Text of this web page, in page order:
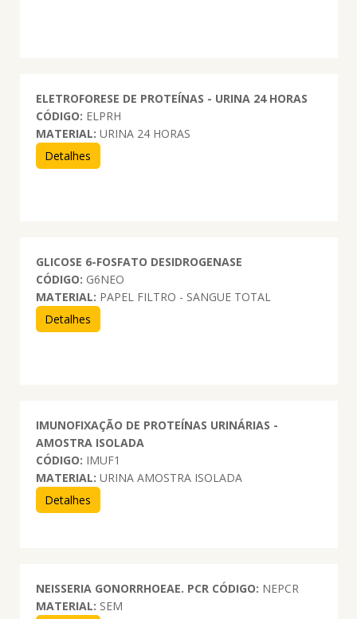
ELETROFORESE DE PROTEÍNAS - URINA 24 HORAS
CÓDIGO: ELPRH
MATERIAL: URINA 24 HORAS
Detalhes
GLICOSE 6-FOSFATO DESIDROGENASE
CÓDIGO: G6NEO
MATERIAL: PAPEL FILTRO - SANGUE TOTAL
Detalhes
IMUNOFIXAÇÃO DE PROTEÍNAS URINÁRIAS -
AMOSTRA ISOLADA
CÓDIGO: IMUF1
MATERIAL: URINA AMOSTRA ISOLADA
Detalhes
NEISSERIA GONORRHOEAE. PCR CÓDIGO: NEPCR
MATERIAL: SEM